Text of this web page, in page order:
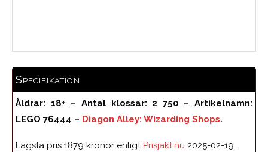
Specifikation
Åldrar: 18+ – Antal klossar: 2 750 – Artikelnamn:
LEGO 76444 – Diagon Alley: Wizarding Shops.
Lägsta pris 1879 kronor enligt Prisjakt.nu 2025-02-19.